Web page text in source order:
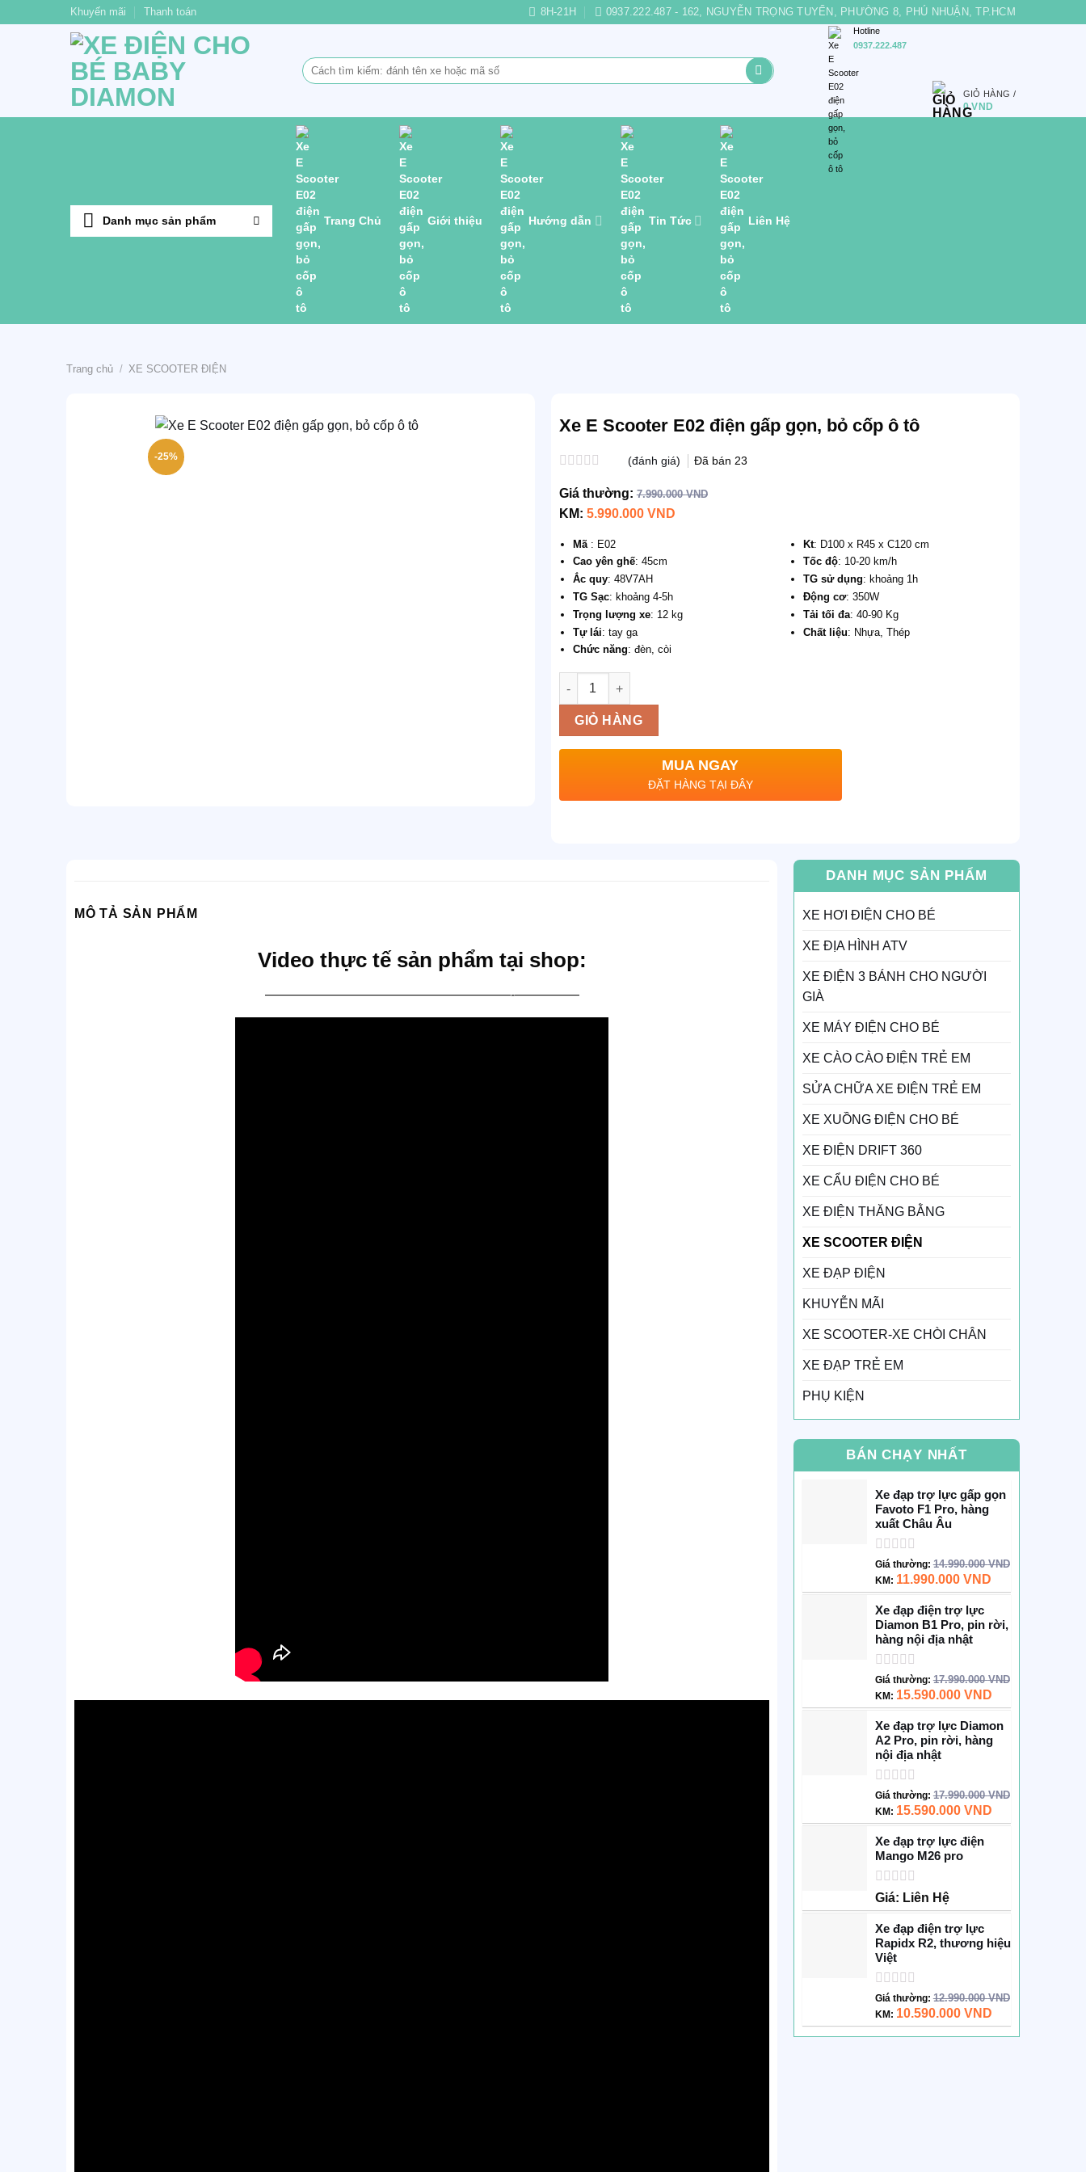
Khuyến mãi Thanh toán 8H-21H 0937.222.487 - 162, NGUYỄN TRỌNG TUYỂN, PHƯỜNG 8, PHÚ NHUẬN, TP.HCM
Tìm
kiếm:
Hotline
0937.222.487
GIỎ HÀNG /
0VND
Danh mục sản phẩm Trang Chủ Giới thiệu Hướng dẫn Tin Tức Liên Hệ
Trang chủ / XE SCOOTER ĐIỆN
-25%
Xe E Scooter E02 điện gấp gọn, bỏ cốp ô tô
xếp
hạng
0.0
sao
(đánh giá) Đã bán 23
Giá thường:7.990.000VND
KM: 5.990.000 VND
Mã : E02 Kt: D100 x R45 x C120 cm
Cao yên ghế: 45cm Tốc độ: 10-20 km/h
Ắc quy: 48V7AH TG sử dụng: khoảng 1h
TG Sạc: khoảng 4-5h Động cơ: 350W
Trọng lượng xe: 12 kg Tải tối đa: 40-90 Kg
Tự lái: tay ga Chất liệu: Nhựa, Thép
Chức năng: đèn, còi
Số lượng
GIỎ HÀNG
MUA NGAY
ĐẶT HÀNG TẠI ĐÂY
MÔ TẢ SẢN PHẨM
Video thực tế sản phẩm tại shop:
———————————————————-—————
DANH MỤC SẢN PHẨM
XE HƠI ĐIỆN CHO BÉ
XE ĐỊA HÌNH ATV
XE ĐIỆN 3 BÁNH CHO NGƯỜI
GIÀ
XE MÁY ĐIỆN CHO BÉ
XE CÀO CÀO ĐIỆN TRẺ EM
SỬA CHỮA XE ĐIỆN TRẺ EM
XE XUỒNG ĐIỆN CHO BÉ
XE ĐIỆN DRIFT 360
XE CẨU ĐIỆN CHO BÉ
XE ĐIỆN THĂNG BẰNG
XE SCOOTER ĐIỆN
XE ĐẠP ĐIỆN
KHUYỄN MÃI
XE SCOOTER-XE CHÒI CHÂN
XE ĐẠP TRẺ EM
PHỤ KIỆN
BÁN CHẠY NHẤT
Xe đạp trợ lực gấp gọn
Favoto F1 Pro, hàng
xuất Châu Âu
Được
xếp
hạng
5
sao
Giá thường:14.990.000VND
KM: 11.990.000 VND
Xe đạp điện trợ lực
Diamon B1 Pro, pin rời,
hàng nội địa nhật
Được
xếp
hạng
5
sao
Giá thường:17.990.000VND
KM: 15.590.000 VND
Xe đạp trợ lực Diamon
A2 Pro, pin rời, hàng
nội địa nhật
Được
xếp
hạng
5
sao
Giá thường:17.990.000VND
KM: 15.590.000 VND
Xe đạp trợ lực điện
Mango M26 pro
Được
xếp
hạng
0
5
sao
Giá: Liên Hệ
Xe đạp điện trợ lực
Rapidx R2, thương hiệu
Việt
Được
xếp
hạng
0
Giá thường:12.990.000VND
KM: 10.590.000 VND